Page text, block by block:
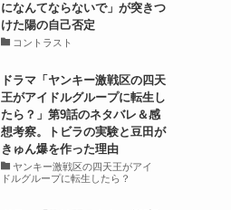
になんてならないで」が突きつ
けた陽の自己否定
コントラスト
ドラマ「ヤンキー激戦区の四天
王がアイドルグループに転生し
たら？」第9話のネタバレ＆感
想考察。トビラの実験と豆田が
きゅん爆を作った理由
ヤンキー激戦区の四天王がアイ
ドルグループに転生したら？